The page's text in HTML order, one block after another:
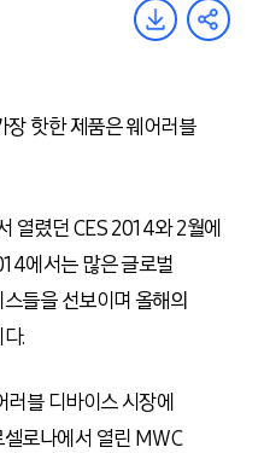
핫한 제품은 웨어러블
열렸던 CES 2014와 2월에
에서는 많은 글로벌
들을 선보이며 올해의
.
블 디바이스 시장에
로나에서 열린 MWC